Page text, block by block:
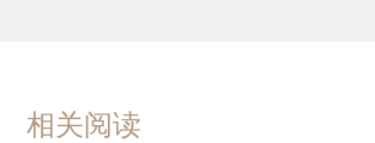
相关阅读